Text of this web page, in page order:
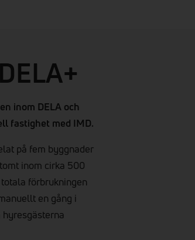
inom DELA och
fastighet med IMD.
på fem byggnader
inom cirka 500
förbrukningen
en gång i